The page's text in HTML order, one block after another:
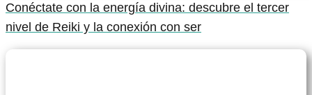
Conéctate con la energía divina: descubre el tercer
nivel de Reiki y la conexión con ser